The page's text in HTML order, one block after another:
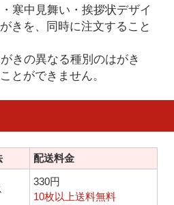
寒中見舞い・挨拶状デザイ
きを、同時に注文すること
きの異なる種別のはがき
とができません。
配送料金
330円
10枚以上送料無料